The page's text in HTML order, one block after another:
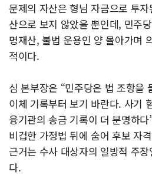
문제의 자산은 형님 자금으로 투
산으로 보지 않았을 뿐인데, 민주
명재산, 불법 운용인 양 몰아가며
적이다.
심 본부장은 “민주당은 법 조항을
이체 기록부터 보기 바란다. 사기
융기관의 송금 기록이 더 분명하
비겁한 가정법 뒤에 숨어 후보 자
근거는 수사 대상자의 일방적 주
다.